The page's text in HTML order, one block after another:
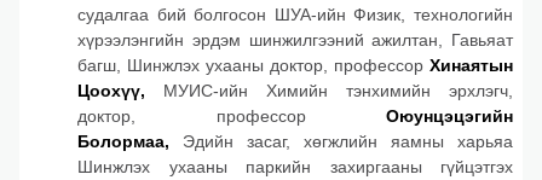
судалгаа бий болгосон ШУА-ийн Физик, технологийн
хүрээлэнгийн эрдэм шинжилгээний ажилтан, Гавьяат
багш, Шинжлэх ухааны доктор, профессор Хинаятын
Цоохүү, МУИС-ийн Химийн тэнхимийн эрхлэгч,
доктор, профессор Оюунцэцэгийн
Болормаа, Эдийн засаг, хөгжлийн яамны харьяа
Шинжлэх ухааны паркийн захиргааны гүйцэтгэх